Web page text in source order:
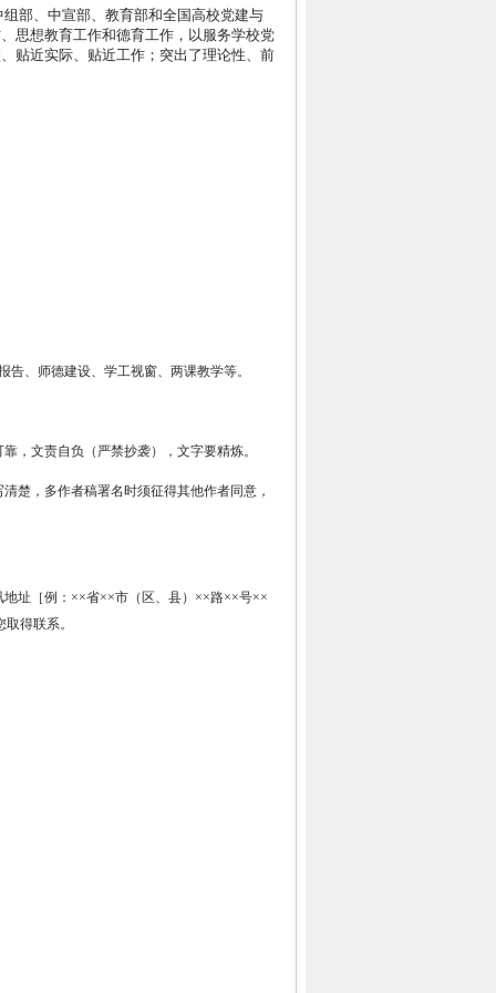
部、中宣部、教育部和全国高校党建与
思想教育工作和德育工作，以服务学校党
贴近实际、贴近工作；突出了理论性、前
、师德建设、学工视窗、两课教学等。
，文责自负（严禁抄袭），文字要精炼。
楚，多作者稿署名时须征得其他作者同意，
址［例：××省××市（区、县）××路××号××
得联系。